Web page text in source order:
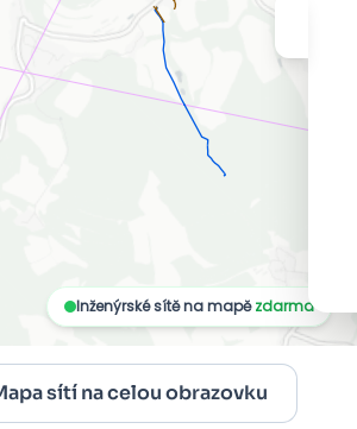
sítí na celou obrazovku